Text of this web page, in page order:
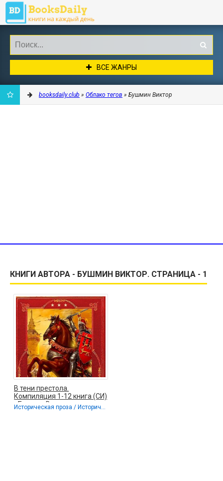
ВСЕ ЖАНРЫ
booksdaily.club » Облако тегов » Бушмин Виктор
КНИГИ АВТОРА - БУШМИН ВИКТОР. СТРАНИЦА - 1
В тени престола.
Компиляция 1-12 книга (СИ)
- Бушмин Виктор
Историческая проза / Исторические приключения